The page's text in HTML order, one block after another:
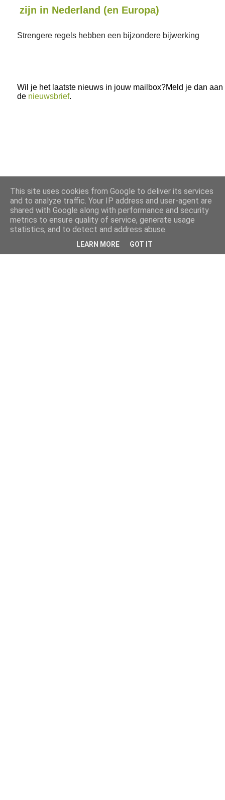
zijn in Nederland (en Europa)
Strengere regels hebben een bijzondere bijwerking
Wil je het laatste nieuws in jouw mailbox?Meld je dan aan
de nieuwsbrief.
This site uses cookies from Google to deliver its services
and to analyze traffic. Your IP address and user-agent are
shared with Google along with performance and security
metrics to ensure quality of service, generate usage
statistics, and to detect and address abuse.
LEARN MORE GOT IT